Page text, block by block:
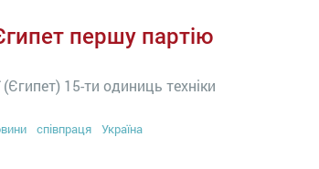
першу партію
15-ти одиниць техніки
співпраця Україна